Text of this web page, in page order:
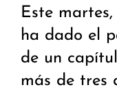
Este martes,
ha dado el
de un
más de tres